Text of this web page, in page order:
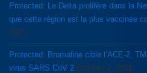
Protected: Le Delta prolifère dans la
que cette région est la plus vaccinée
2021
Protected: Bromaline cible l’ACE-2,
virus SARS CoV 2 October 2, 2021